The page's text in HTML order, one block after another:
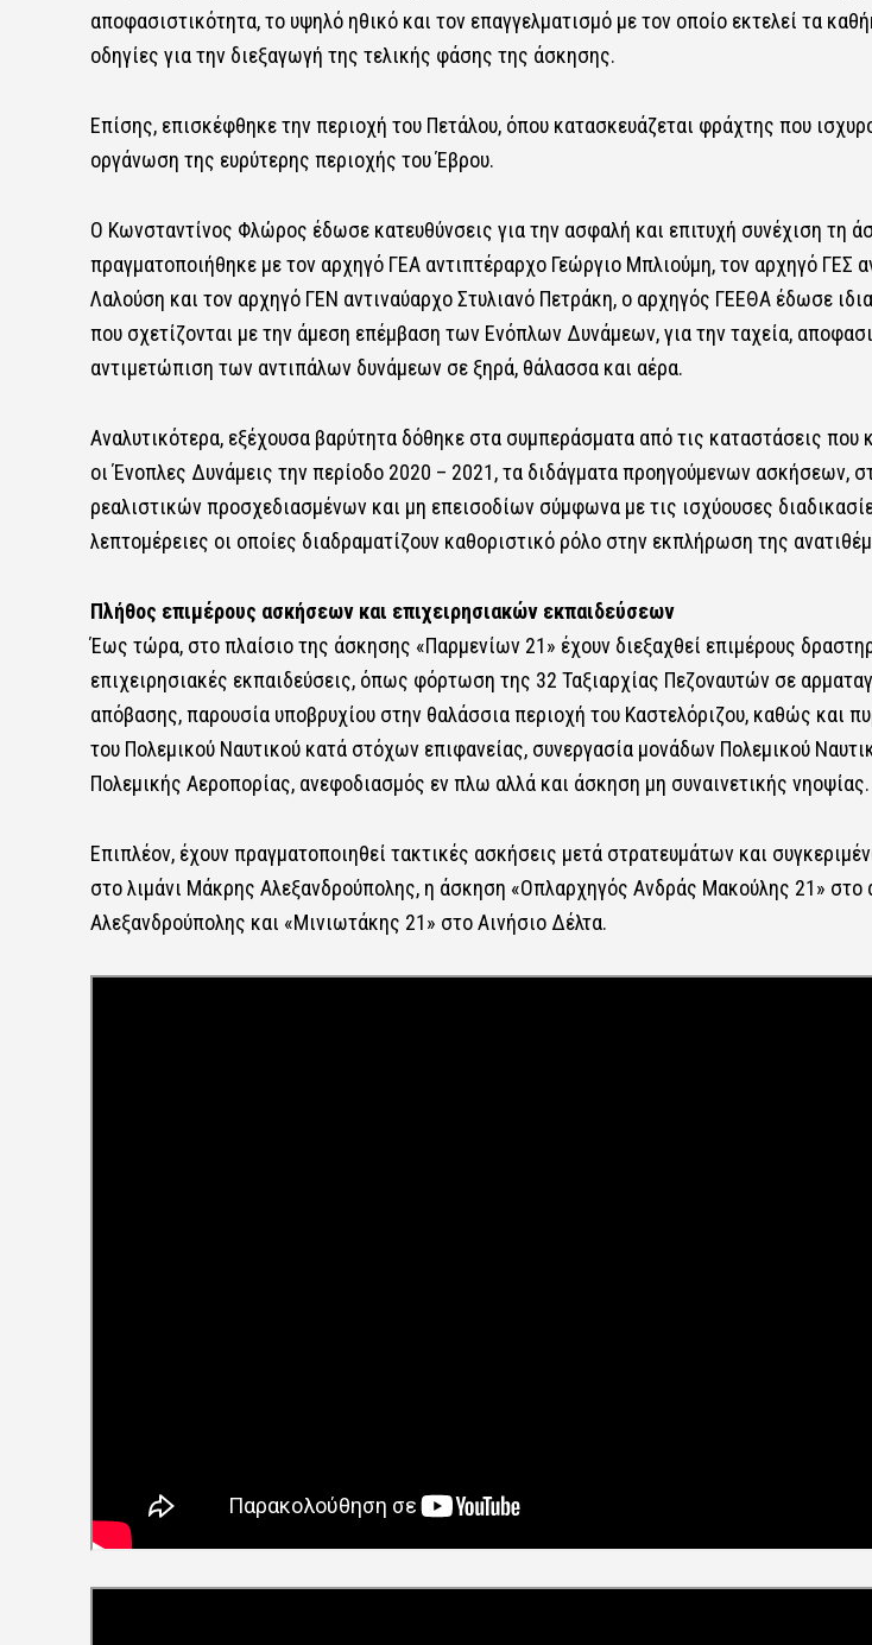
αποφασιστικότητα, το υψηλό ηθικό και τον επαγγελματισμό με τον οποίο εκτελεί τα
οδηγίες για την διεξαγωγή της τελικής φάσης της άσκησης.
Επίσης, επισκέφθηκε την περιοχή του Πετάλου, όπου κατασκευάζεται φράχτης που
οργάνωση της ευρύτερης περιοχής του Έβρου.
Ο Κωνσταντίνος Φλώρος έδωσε κατευθύνσεις για την ασφαλή και επιτυχή συνέχιση τη
πραγματοποιήθηκε με τον αρχηγό ΓΕΑ αντιπτέραρχο Γεώργιο Μπλιούμη, τον αρχηγό ΓΕΣ
Λαλούση και τον αρχηγό ΓΕΝ αντιναύαρχο Στυλιανό Πετράκη, ο αρχηγός ΓΕΕΘΑ έδωσε
που σχετίζονται με την άμεση επέμβαση των Ενόπλων Δυνάμεων, για την ταχεία,
αντιμετώπιση των αντιπάλων δυνάμεων σε ξηρά, θάλασσα και αέρα.
Αναλυτικότερα, εξέχουσα βαρύτητα δόθηκε στα συμπεράσματα από τις καταστάσεις που
οι Ένοπλες Δυνάμεις την περίοδο 2020 – 2021, τα διδάγματα προηγούμενων ασκήσεων,
ρεαλιστικών προσχεδιασμένων και μη επεισοδίων σύμφωνα με τις ισχύουσες
λεπτομέρειες οι οποίες διαδραματίζουν καθοριστικό ρόλο στην εκπλήρωση της
Πλήθος επιμέρους ασκήσεων και επιχειρησιακών εκπαιδεύσεων
Έως τώρα, στο πλαίσιο της άσκησης «Παρμενίων 21» έχουν διεξαχθεί επιμέρους
επιχειρησιακές εκπαιδεύσεις, όπως φόρτωση της 32 Ταξιαρχίας Πεζοναυτών σε
απόβασης, παρουσία υποβρυχίου στην θαλάσσια περιοχή του Καστελόριζου, καθώς και
του Πολεμικού Ναυτικού κατά στόχων επιφανείας, συνεργασία μονάδων Πολεμικού
Πολεμικής Αεροπορίας, ανεφοδιασμός εν πλω αλλά και άσκηση μη συναινετικής νηοψίας.
Επιπλέον, έχουν πραγματοποιηθεί τακτικές ασκήσεις μετά στρατευμάτων και
στο λιμάνι Μάκρης Αλεξανδρούπολης, η άσκηση «Οπλαρχηγός Ανδράς Μακούλης 21» στο
Αλεξανδρούπολης και «Μινιωτάκης 21» στο Αινήσιο Δέλτα.